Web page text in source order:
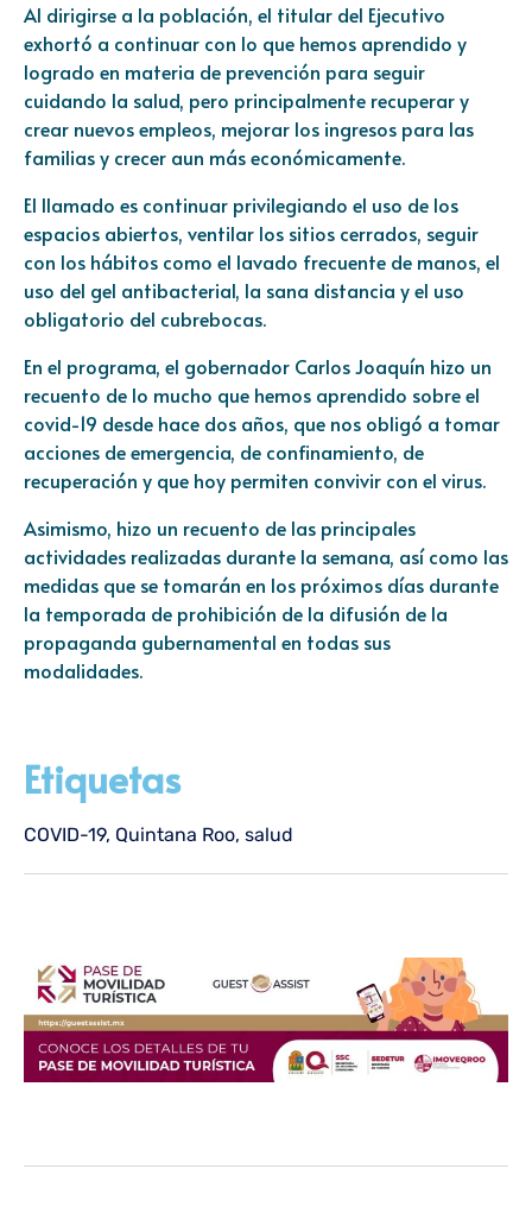
Al dirigirse a la población, el titular del Ejecutivo
exhortó a continuar con lo que hemos aprendido y
logrado en materia de prevención para seguir
cuidando la salud, pero principalmente recuperar y
crear nuevos empleos, mejorar los ingresos para las
familias y crecer aun más económicamente.
El llamado es continuar privilegiando el uso de los
espacios abiertos, ventilar los sitios cerrados, seguir
con los hábitos como el lavado frecuente de manos, el
uso del gel antibacterial, la sana distancia y el uso
obligatorio del cubrebocas.
En el programa, el gobernador Carlos Joaquín hizo un
recuento de lo mucho que hemos aprendido sobre el
covid-19 desde hace dos años, que nos obligó a tomar
acciones de emergencia, de confinamiento, de
recuperación y que hoy permiten convivir con el virus.
Asimismo, hizo un recuento de las principales
actividades realizadas durante la semana, así como las
medidas que se tomarán en los próximos días durante
la temporada de prohibición de la difusión de la
propaganda gubernamental en todas sus
modalidades.
Etiquetas
COVID-19, Quintana Roo, salud